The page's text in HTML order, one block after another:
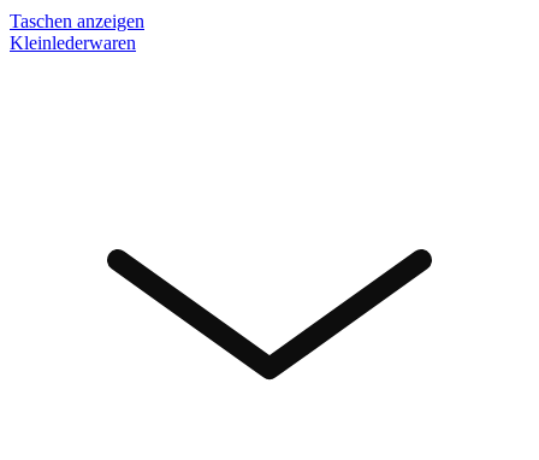
Taschen anzeigen
Kleinlederwaren